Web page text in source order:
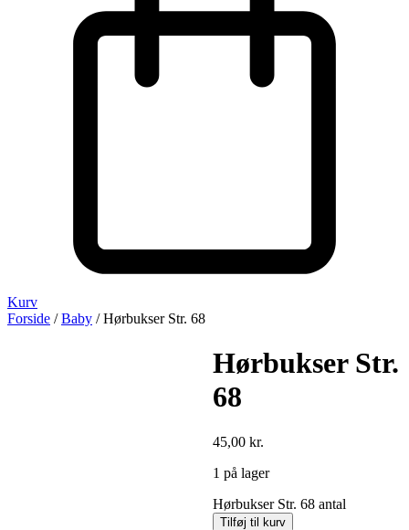
Kurv
Forside /Baby / Hørbukser Str. 68
Hørbukser Str.
68
45,00 kr.
1 på lager
Hørbukser Str. 68 antal
Tilføj til kurv